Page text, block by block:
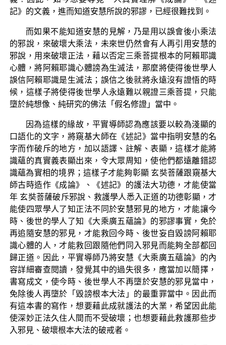
記》的文義，進而知道安慧所說的邪謬，已經很難找到。
而如果不能知道安慧的見解，乃是用以誤會後小乘法
的邪說，來破壞大乘法，未來世仍然會有人再引用安慧的
邪說，用來破壞正法，藉以否定三乘菩提根本的阿賴耶識
心體，將阿賴耶識心體謗為生滅法，那麼將使得後世學人
誤信阿賴耶識是生滅法；誤信之後就將永遠沒有證悟的時
候，這樣子將使得後世學人永遠難以親證三乘菩提，只能
墮於純想像、純研究的佛法「假名修證」當中。
因為這樣的緣故，平實導師認為應該要以較為淺顯的
口語化的文字，將窺基大師在《述記》當中指明安慧的名
字而作破斥的地方，加以語譯、註解、表顯，這樣才能將
識蘊的真實義表顯出來，令大眾周知，使他們都遠離錯認
識蘊為實相的境界；這樣子才能夠彰顯 玄奘菩薩跟窺基大
師古時造作《成論》、《述記》的護法大功德，才能使當
年 玄奘菩薩破斥邪說、救護學人悉入正道的功德彰顯，才
能使四眾學人了知正法不同於安慧邪見的地方，才能讓今
時、後世的學人了知《大乘廣五蘊論》的邪謬事實，免於
再追隨安慧的邪見，才能救回今時、後世妄自毀謗阿賴耶
識心體的人，才能救回跟隨他們同入邪見而能夠全部都回
歸正道。因此，平實導師乃將安慧《大乘廣五蘊論》的內
容詳細審查閱讀，發覺其中的過失很多，應當加以簡擇，
書寫成文，使今時、後世學人不再墮於安慧的邪見當中，
免除後人再墮於「毀謗根本大法」的最重罪當中。因此而
有這本書的寫作，想要藉此成就護法的大業，希望因此能
使深妙正法久住人間而不受破壞；也想要藉此救護那些步
入邪見、破壞根本大法的破戒者。